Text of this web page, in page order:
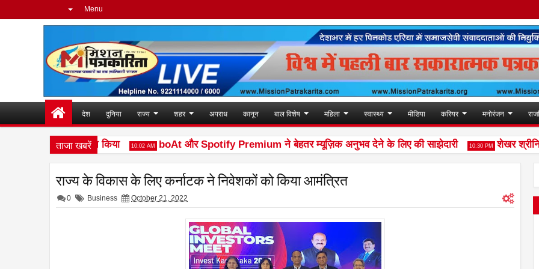
Menu
देश दुनिया राज्य शहर अपराध कानून बाल विशेष महिला स्वास्थ्य मीडिया करियर मनोरंजन
ताजा खबरें
3 Heera लॉन्च किया 10:02 AM boAt और Spotify Premium ने बेहतर म्यूज़िक अनुभव देने के लिए की साझेदारी 10:30 PM शेखर
राज्य के विकास के लिए कर्नाटक ने निवेशकों को किया आमंत्रित
0 Business October 21, 2022